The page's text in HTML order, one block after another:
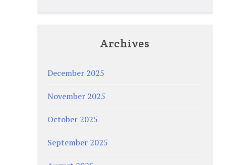
Archives
December 2025
November 2025
October 2025
September 2025